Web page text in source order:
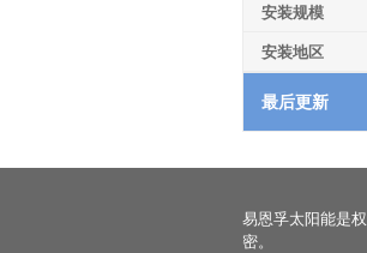
安装规模
安装地区
最后更新
易恩孚太阳能是
密。